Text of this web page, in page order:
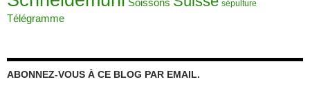
Soissons sépulture
Télégramme
ABONNEZ-VOUS À CE BLOG PAR EMAIL.